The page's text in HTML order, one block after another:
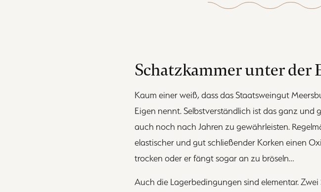
Schatzkammer unter der
Kaum einer weiß, dass das Staatsweingut
Eigen nennt. Selbstverständlich ist das ganz
auch noch nach Jahren zu gewährleisten.
elastischer und gut schließender Korken einen
trocken oder er fängt sogar an zu bröseln…
Auch die Lagerbedingungen sind elementar.